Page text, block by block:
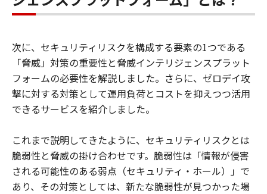
次に、セキュリティリスクを構成する要素の1つである
「脅威」対策の重要性と脅威インテリジェンスプラット
フォームの必要性を解説しました。さらに、ゼロデイ攻
撃に対する対策として運用負荷とコストを抑えつつ活用
できるサービスを紹介しました。
これまで説明してきたように、セキュリティリスクとは
脆弱性と脅威の掛け合わせです。脆弱性は「情報が侵害
される可能性のある弱点（セキュリティ・ホール）」で
あり、その対策としては、新たな脆弱性が見つかった場